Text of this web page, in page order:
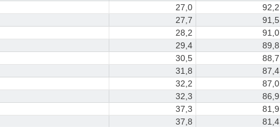
27,0 92,2
27,7 91,5
28,2 91,0
29,4 89,8
30,5 88,7
31,8 87,4
32,2 87,0
32,3 86,9
37,3 81,9
37,8 81,4